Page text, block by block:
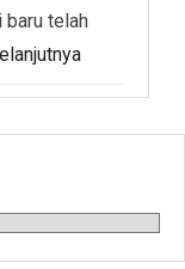
telah